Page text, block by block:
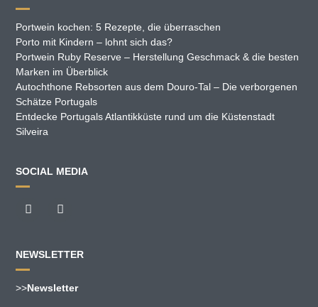
Portwein kochen: 5 Rezepte, die überraschen
Porto mit Kindern – lohnt sich das?
Portwein Ruby Reserve – Herstellung Geschmack & die besten
Marken im Überblick
Autochthone Rebsorten aus dem Douro-Tal – Die verborgenen
Schätze Portugals
Entdecke Portugals Atlantikküste rund um die Küstenstadt
Silveira
SOCIAL MEDIA
NEWSLETTER
>>Newsletter